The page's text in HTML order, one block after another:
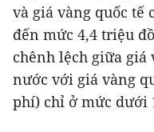
và giá vàng quốc tế
đến mức 4,4 triệu
chênh lệch giữa
nước với giá vàng
phí) chỉ ở mức dưới